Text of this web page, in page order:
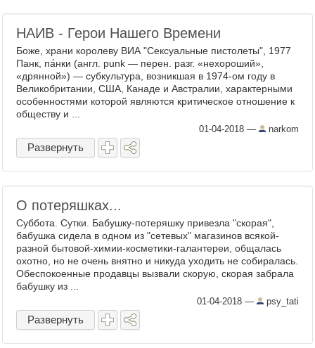
НАИВ - Герои Нашего Времени
Боже, храни королеву ВИА "Сексуальные пистолеты", 1977
Панк, па́нки (англ. punk — перен. разг. «нехороший»,
«дрянной») — субкультура, возникшая в 1974-ом году в
Великобритании, США, Канаде и Австралии, характерными
особенностями которой являются критическое отношение к
обществу и ...
01-04-2018 — narkom
Развернуть
О потеряшках...
Суббота. Сутки. Бабушку-потеряшку привезла "скорая",
бабушка сидела в одном из "сетевых" магазинов всякой-
разной бытовой-химии-косметики-галантереи, общалась
охотно, но не очень внятно и никуда уходить не собиралась.
Обеспокоенные продавцы вызвали скорую, скорая забрала
бабушку из ...
01-04-2018 — psy_tati
Развернуть